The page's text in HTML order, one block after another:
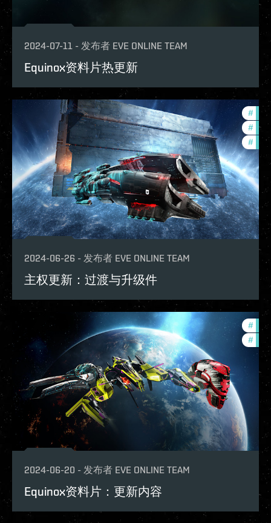
2024-07-11 - 发布者 EVE ONLINE TEAM
Equinox资料片热更新
#
#
#
2024-06-26 - 发布者 EVE ONLINE TEAM
主权更新：过渡与升级件
# in-
#
2024-06-20 - 发布者 EVE ONLINE TEAM
Equinox资料片：更新内容